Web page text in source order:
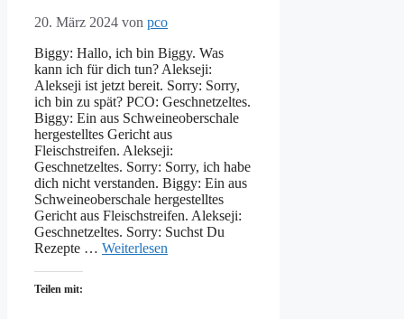
20. März 2024 von pco
Biggy: Hallo, ich bin Biggy. Was
kann ich für dich tun? Alekseji:
Alekseji ist jetzt bereit. Sorry: Sorry,
ich bin zu spät? PCO: Geschnetzeltes.
Biggy: Ein aus Schweineoberschale
hergestelltes Gericht aus
Fleischstreifen. Alekseji:
Geschnetzeltes. Sorry: Sorry, ich habe
dich nicht verstanden. Biggy: Ein aus
Schweineoberschale hergestelltes
Gericht aus Fleischstreifen. Alekseji:
Geschnetzeltes. Sorry: Suchst Du
Rezepte … Weiterlesen
Teilen mit: